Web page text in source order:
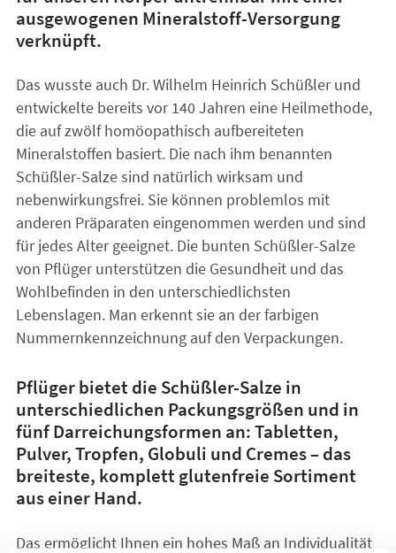
ausgewogenen Mineralstoff-Versorgung
verknüpft.
Das wusste auch Dr. Wilhelm Heinrich Schüßler und
entwickelte bereits vor 140 Jahren eine Heilmethode,
die auf zwölf homöopathisch aufbereiteten
Mineralstoffen basiert. Die nach ihm benannten
Schüßler-Salze sind natürlich wirksam und
nebenwirkungsfrei. Sie können problemlos mit
anderen Präparaten eingenommen werden und sind
für jedes Alter geeignet. Die bunten Schüßler-Salze
von Pflüger unterstützen die Gesundheit und das
Wohlbefinden in den unterschiedlichsten
Lebenslagen. Man erkennt sie an der farbigen
Nummernkennzeichnung auf den Verpackungen.
Pflüger bietet die Schüßler-Salze in
unterschiedlichen Packungsgrößen und in
fünf Darreichungsformen an: Tabletten,
Pulver, Tropfen, Globuli und Cremes – das
breiteste, komplett glutenfreie Sortiment
aus einer Hand.
Das ermöglicht Ihnen ein hohes Maß an Individualität